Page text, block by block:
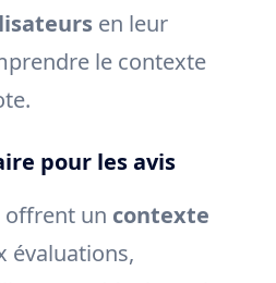
en leur
le contexte
pour les avis
offrent un contexte
évaluations,